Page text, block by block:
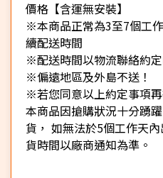
價格【含運無安裝】
※本商品正常為3至7個工
續配送時間
※配送時間以物流聯絡約
※偏遠地區及外島不送！
※若您同意以上約定事項
本商品因搶購狀況十分踴
貨， 如無法於5個工作天
貨時間以廠商通知為準。